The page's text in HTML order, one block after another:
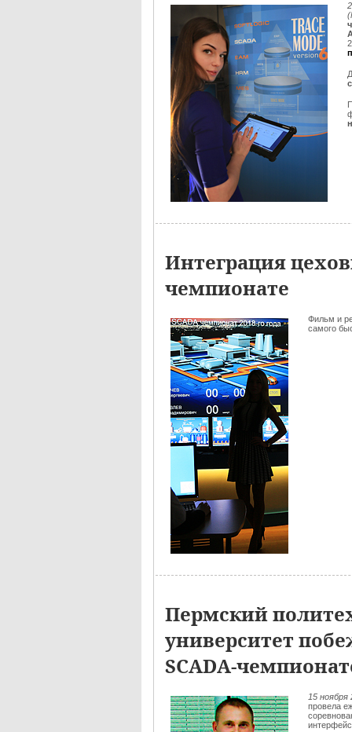
Интеграция
чемпионате
Фильм и
самого
Пермский
университет
SCADA-
15 ноября
провела